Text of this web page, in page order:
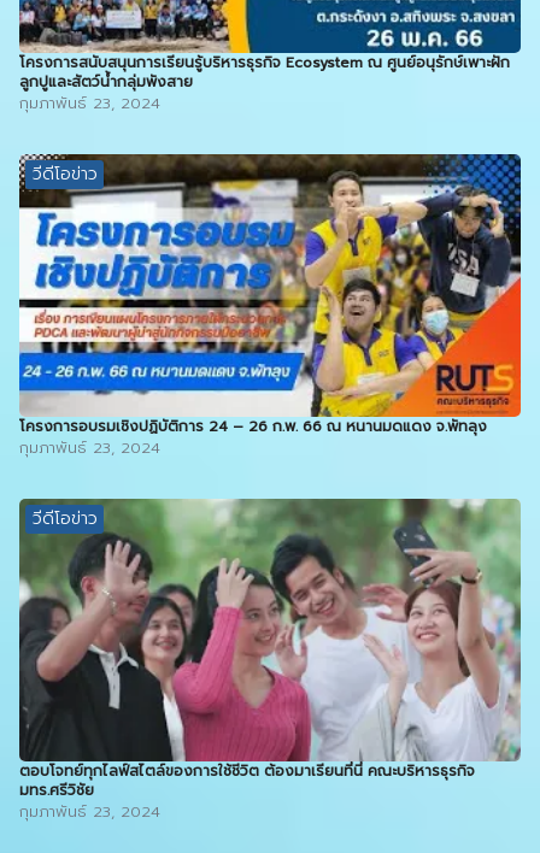
โครงการสนับสนุนการเรียนรู้บริหารธุรกิจ Ecosystem ณ ศูนย์อนุรักษ์เพาะฝัก
ลูกปูและสัตว์น้ำกลุ่มพังสาย
กุมภาพันธ์ 23, 2024
วีดีโอข่าว
โครงการอบรมเชิงปฏิบัติการ 24 – 26 ก.พ. 66 ณ หนานมดแดง จ.พัทลุง
กุมภาพันธ์ 23, 2024
วีดีโอข่าว
ตอบโจทย์ทุกไลฟ์สไตล์ของการใช้ชีวิต ต้องมาเรียนที่นี่ คณะบริหารธุรกิจ
มทร.ศรีวิชัย
กุมภาพันธ์ 23, 2024